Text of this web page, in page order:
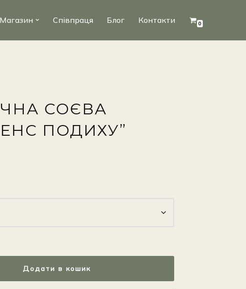
Магазин Співпраця Блог Контакти 0
СОЄВА
ПОДИХУ”
Додати в кошик